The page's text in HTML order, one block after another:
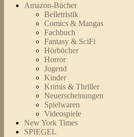
Amazon-Bücher
Belletristik
Comics & Mangas
Fachbuch
Fantasy & SciFi
Hörbücher
Horror
Jugend
Kinder
Krimis & Thriller
Neuerscheinungen
Spielwaren
Videospiele
New York Times
SPIEGEL